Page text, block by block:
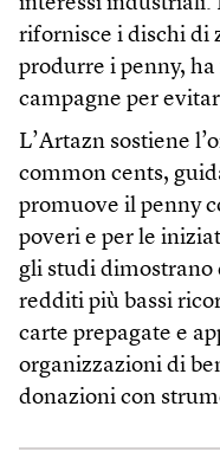
interessi industriali.
rifornisce i dischi di
produrre i penny,
campagne per
L’Artazn sostiene
common cents,
promuove il penny
poveri e per le
gli studi dimostrano
redditi più bassi
carte prepagate e
organizzazioni di
donazioni con